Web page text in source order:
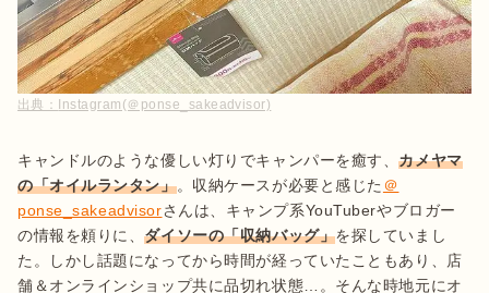
出典： Instagram(＠ponse_sakeadvisor)
キャンドルのような優しい灯りでキャンパーを癒す、カメヤマ
の「オイルランタン」。収納ケースが必要と感じた ＠
ponse_sakeadvisorさんは、キャンプ系YouTuberやブロガー
の情報を頼りに、ダイソーの「収納バッグ」を探していまし
た。しかし話題になってから時間が経っていたこともあり、店
舗＆オンラインショップ共に品切れ状態…。そんな時地元にオ